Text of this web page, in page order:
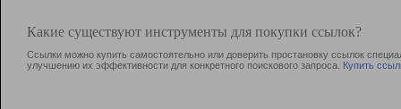
Какие существуют инструменты для покупки ссылок?
Ссылки можно купить самостоятельно или доверить простановку ссылок
улучшению их эффективности для конкретного поискового запроса. Купить